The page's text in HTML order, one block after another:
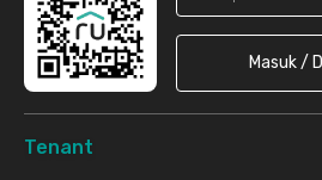
Masuk /
Tenant